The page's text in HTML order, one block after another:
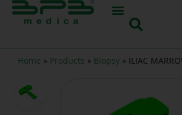
Home » Products » Biopsy » ILIAC